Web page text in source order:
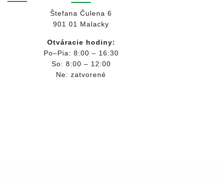
Štefana Čulena 6
901 01 Malacky
Otváracie hodiny:
Po–Pia: 8:00 – 16:30
So: 8:00 – 12:00
Ne: zatvorené